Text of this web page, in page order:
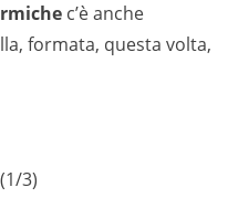
c’è anche
formata, questa volta,
(1/3)